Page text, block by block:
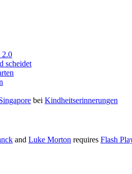
2.0
scheidet
bei Kindheitserinnerungen
and Luke Morton requires Flash